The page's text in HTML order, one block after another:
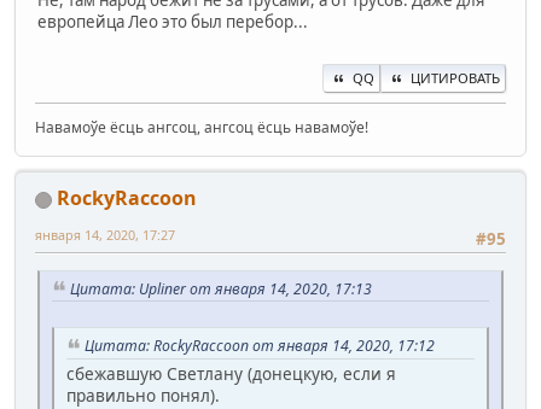
европейца Лео это был перебор...
QQ ЦИТИРОВАТЬ
Навамоўе ёсць ангсоц, ангсоц ёсць навамоўе!
RockyRaccoon
#95
января 14, 2020, 17:27
Цитата: Upliner от января 14, 2020, 17:13
Цитата: RockyRaccoon от января 14, 2020, 17:12
сбежавшую Светлану (донецкую, если я
правильно понял).